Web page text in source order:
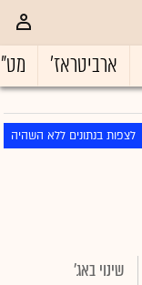
ארביטראז'
לצפות בנתונים ללא השהיה
שינוי באג'